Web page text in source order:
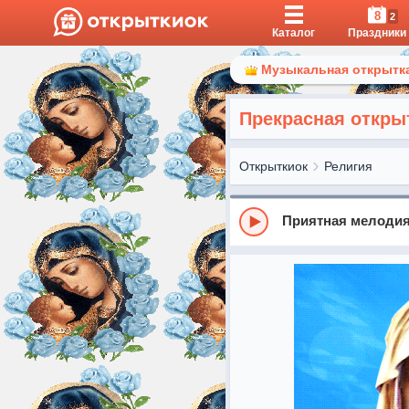
Каталог
8 2
Праздники
Музыкальная
Прекрасная
Открыткиок Религия
Приятная